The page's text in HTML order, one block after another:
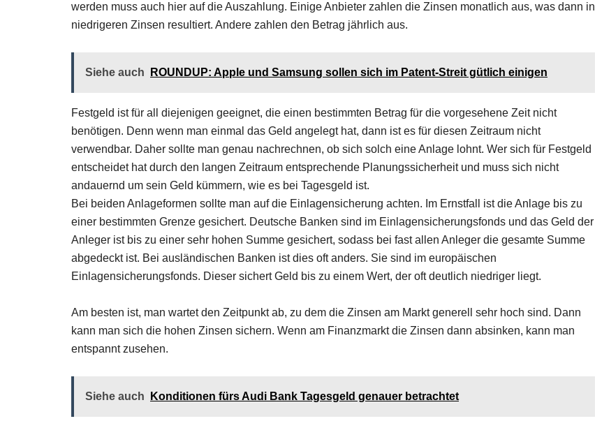
werden muss auch hier auf die Auszahlung. Einige Anbieter zahlen die Zinsen monatlich aus, was dann in
niedrigeren Zinsen resultiert. Andere zahlen den Betrag jährlich aus.
Siehe auch ROUNDUP: Apple und Samsung sollen sich im Patent-Streit gütlich einigen
Festgeld ist für all diejenigen geeignet, die einen bestimmten Betrag für die vorgesehene Zeit nicht
benötigen. Denn wenn man einmal das Geld angelegt hat, dann ist es für diesen Zeitraum nicht
verwendbar. Daher sollte man genau nachrechnen, ob sich solch eine Anlage lohnt. Wer sich für Festgeld
entscheidet hat durch den langen Zeitraum entsprechende Planungssicherheit und muss sich nicht
andauernd um sein Geld kümmern, wie es bei Tagesgeld ist.
Bei beiden Anlageformen sollte man auf die Einlagensicherung achten. Im Ernstfall ist die Anlage bis zu
einer bestimmten Grenze gesichert. Deutsche Banken sind im Einlagensicherungsfonds und das Geld der
Anleger ist bis zu einer sehr hohen Summe gesichert, sodass bei fast allen Anleger die gesamte Summe
abgedeckt ist. Bei ausländischen Banken ist dies oft anders. Sie sind im europäischen
Einlagensicherungsfonds. Dieser sichert Geld bis zu einem Wert, der oft deutlich niedriger liegt.
Am besten ist, man wartet den Zeitpunkt ab, zu dem die Zinsen am Markt generell sehr hoch sind. Dann
kann man sich die hohen Zinsen sichern. Wenn am Finanzmarkt die Zinsen dann absinken, kann man
entspannt zusehen.
Siehe auch Konditionen fürs Audi Bank Tagesgeld genauer betrachtet